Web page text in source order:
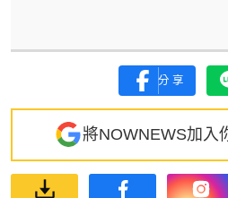
分享
將NOWNEWS加入